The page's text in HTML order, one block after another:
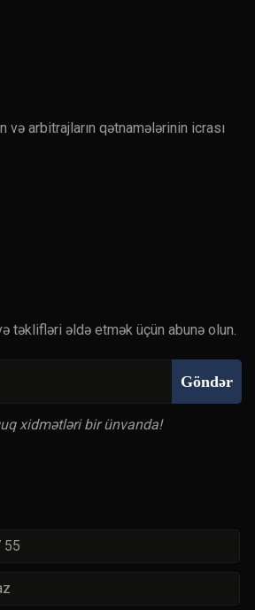
və arbitrajların qətnamələrinin icrası
təklifləri əldə etmək üçün abunə olun.
Göndər
xidmətləri bir ünvanda!
55